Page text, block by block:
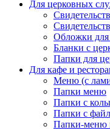
Для церковных
Обложки для
Бланки с
Папки для
Для кафе и
Меню (с
Папки меню
Папки с
Папки с
Папки-меню